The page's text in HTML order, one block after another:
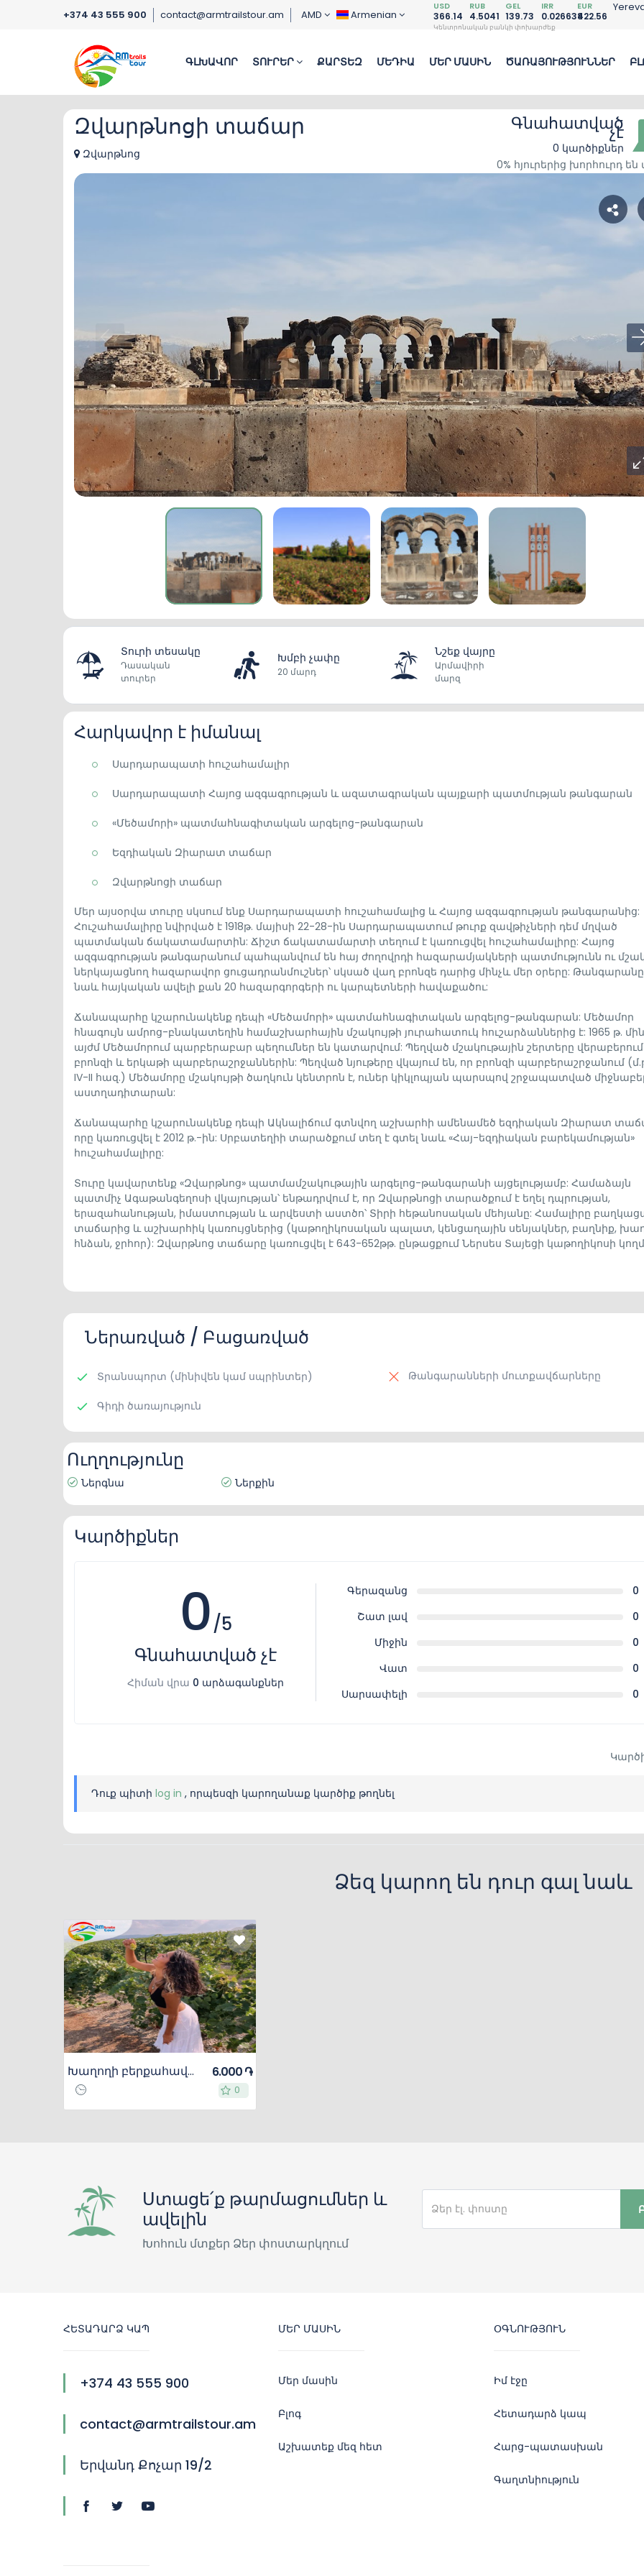
+374 43 555 900 contact@armtrailstour.am AMD Armenian
USD
366.14
RUB
4.5041
GEL
139.73
IRR
0.026638
EUR
422.56
Կենտրոնական բանկի փոխարժեք
ԳԼԽԱՎՈՐ ՏՈՒՐԵՐ ՔԱՐՏԵԶ ՄԵԴԻԱ ՄԵՐ ՄԱՍԻՆ ԾԱՌԱՅՈՒԹՅՈՒՆՆԵՐ
Զվարթնոցի տաճար
Զվարթնոց
Գնահատված
չէ
0 կարծիքներ
0% հյուրերից խորհուրդ
Տուրի տեսակը
Դասական
տուրեր
Խմբի չափը
20 մարդ
Նշեք վայրը
Արմավիրի
մարզ
Հարկավոր է իմանալ
Սարդարապատի հուշահամալիր
Սարդարապատի Հայոց ազգագրության և ազատագրական պայքարի պատմության թանգարան
«Մեծամորի» պատմահնագիտական արգելոց-թանգարան
Եզդիական Զիարատ տաճար
Զվարթնոցի տաճար
Մեր այսօրվա տուրը սկսում ենք Սարդարապատի հուշահամալից և Հայոց ազգագրության թանգարանից:
Հուշահամալիրը նվիրված է 1918թ. մայիսի 22-28-ին Սարդարապատում թուրք զավթիչների դեմ մղված
պատմական ճակատամարտին: Ճիշտ ճակատամարտի տեղում է կառուցվել հուշահամալիրը: Հայոց
ազգագրության թանգարանում պահպանվում են հայ ժողովրդի հազարամյակների պատմությունն ու
ներկայացնող հազարավոր ցուցադրանմուշներ՝ սկսած վաղ բրոնզե դարից մինչև մեր օրերը: Թանգարանը
նաև հայկական ավելի քան 20 հազարգորգերի ու կարպետների հավաքածու:
Ճանապարհը կշարունակենք դեպի «Մեծամորի» պատմահնագիտական արգելոց-թանգարան: Մեծամոր
հնագույն ամրոց-բնակատեղին համաշխարհային մշակույթի յուրահատուկ հուշարձաններից է: 1965 թ.
այժմ Մեծամորում պարբերաբար պեղումներ են կատարվում: Պեղված մշակութային շերտերը վերաբերում
բրոնզի և երկաթի պարբերաշրջաններին: Պեղված նյութերը վկայում են, որ բրոնզի պարբերաշրջանում
IV-II հազ.) Մեծամորը մշակույթի ծաղկուն կենտրոն է, ուներ կիկլոպյան պարսպով շրջապատված
աստղադիտարան:
Ճանապարհը կշարունակենք դեպի Ակնալիճում գտնվող աշխարհի ամենամեծ եզդիական Զիարատ
որը կառուցվել է 2012 թ.-ին: Սրբատեղիի տարածքում տեղ է գտել նաև «Հայ-եզդիական բարեկամության»
հուշահամալիրը:
Տուրը կավարտենք «Զվարթնոց» պատմամշակութային արգելոց-թանգարանի այցելությամբ: Համաձայն
պատմիչ Ագաթանգեղոսի վկայության՝ ենթադրվում է, որ Զվարթնոցի տարածքում է եղել դպրության,
երազահանության, իմաստության և արվեստի աստծո՝ Տիրի հեթանոսական մեհյանը: Համալիրը
տաճարից և աշխարհիկ կառույցներից (կաթողիկոսական պալատ, կենցաղային սենյակներ, բաղնիք,
հնձան, ջրհոր): Զվարթնոց տաճարը կառուցվել է 643-652թթ. ընթացքում Ներսես Տայեցի կաթողիկոսի
Ներառված / Բացառված
Տրանսպորտ (մինիվեն կամ սպրինտեր)
Գիդի ծառայություն
Թանգարանների մուտքավճարները
Ուղղությունը
Ներգնա Ներքին
Կարծիքներ
0/5
Գնահատված չէ
Հիման վրա 0 արձագանքներ
Գերազանց
0
Շատ լավ
0
Միջին
0
Վատ
0
Սարսափելի
0
Դուք պիտի log in , որպեսզի կարողանաք կարծիք թողնել
Ձեզ կարող են դուր գալ նաև
Խաղողի բերքահավաք գինու հյուրասիրություն Էջմիածնի Սբ․ Հռիփսիմե
0
0
6.000 ֏
Ստացե՛ք թարմացումներ և
ավելին
Խոհուն մտքեր Ձեր փոստարկղում
ՀԵՏԱԴԱՐՁ ԿԱՊ
+374 43 555 900
contact@armtrailstour.am
Երվանդ Քոչար 19/2
ՄԵՐ ՄԱՍԻՆ
Մեր մասին
Բլոգ
Աշխատեք մեզ հետ
ՕԳՆՈՒԹՅՈՒՆ
Իմ էջը
Հետադարձ կապ
Հարց-պատասխան
Գաղտնիություն